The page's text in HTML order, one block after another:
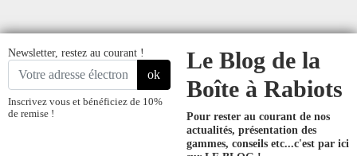
Newsletter, restez au courant !
ok
Inscrivez vous et bénéficiez de 10%
de remise !
Le Blog de la
Boîte à Rabiots
Pour rester au courant de nos
actualités, présentation des
gammes, conseils etc...c'est par ici